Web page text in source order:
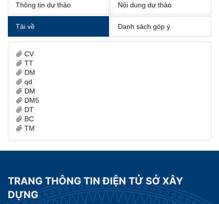
Thông tin dự thảo Nội dung dự thảo
Tải về Danh sách góp ý
CV
TT
DM
qd
DM
DM5
DT
BC
TM
TRANG THÔNG TIN ĐIỆN TỬ SỞ XÂY
DỰNG